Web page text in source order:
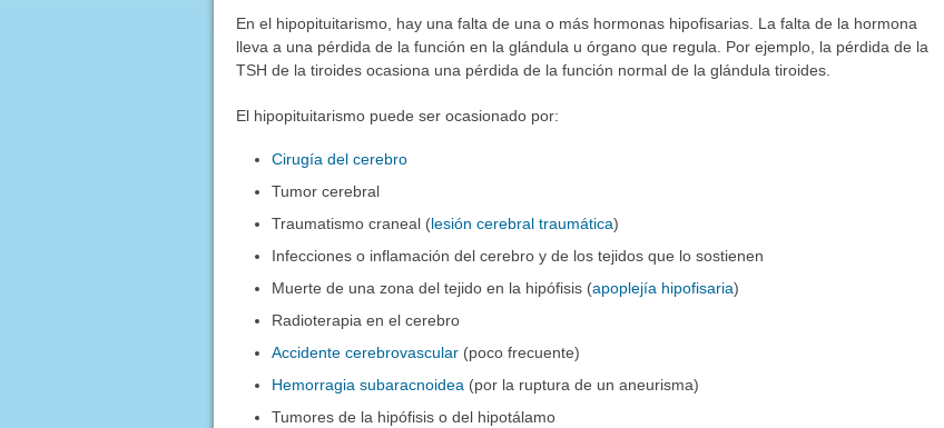
En el hipopituitarismo, hay una falta de una o más hormonas hipofisarias. La falta de la hormona
lleva a una pérdida de la función en la glándula u órgano que regula. Por ejemplo, la pérdida de la
TSH de la tiroides ocasiona una pérdida de la función normal de la glándula tiroides.
El hipopituitarismo puede ser ocasionado por:
Cirugía del cerebro
Tumor cerebral
Traumatismo craneal (lesión cerebral traumática)
Infecciones o inflamación del cerebro y de los tejidos que lo sostienen
Muerte de una zona del tejido en la hipófisis (apoplejía hipofisaria)
Radioterapia en el cerebro
Accidente cerebrovascular (poco frecuente)
Hemorragia subaracnoidea (por la ruptura de un aneurisma)
Tumores de la hipófisis o del hipotálamo